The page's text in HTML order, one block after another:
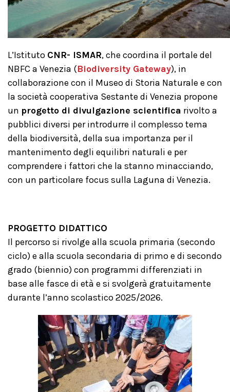
L’Istituto CNR- ISMAR, che coordina il portale del
NBFC a Venezia (Biodiversity Gateway), in
collaborazione con il Museo di Storia Naturale e con
la società cooperativa Sestante di Venezia propone
un progetto di divulgazione scientifica rivolto a
pubblici diversi per introdurre il complesso tema
della biodiversità, della sua importanza per il
mantenimento degli equilibri naturali e per
comprendere i fattori che la stanno minacciando,
con un particolare focus sulla Laguna di Venezia.
PROGETTO DIDATTICO
Il percorso si rivolge alla scuola primaria (secondo
ciclo) e alla scuola secondaria di primo e di secondo
grado (biennio) con programmi differenziati in
base alle fasce di età e si svolgerà gratuitamente
durante l’anno scolastico 2025/2026.